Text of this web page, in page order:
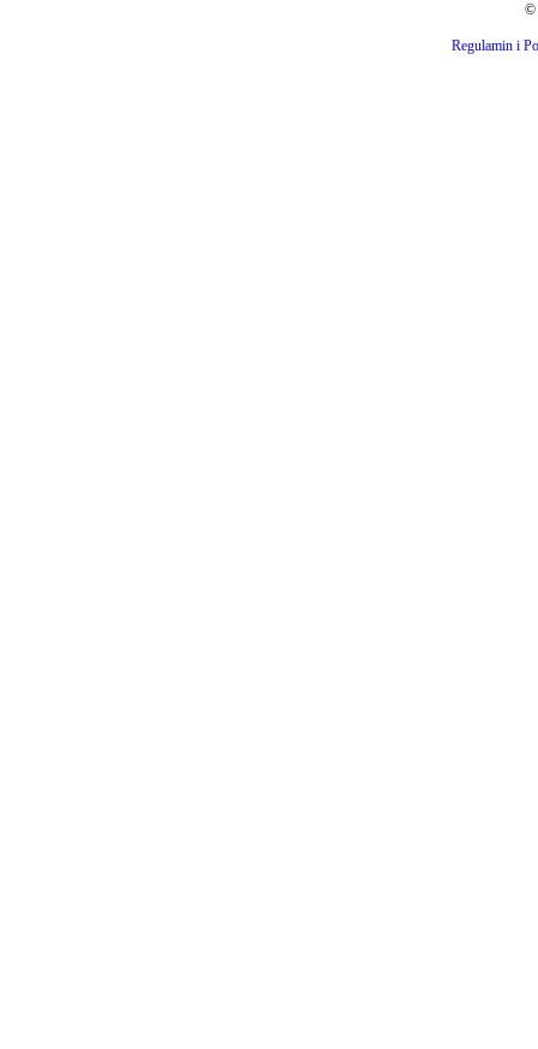
©
Regulamin i